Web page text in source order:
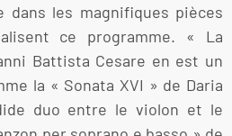
dans les magnifiques pièces
ce programme. « La
Battista Cesare en est un
la « Sonata XVI » de Daria
duo entre le violon et le